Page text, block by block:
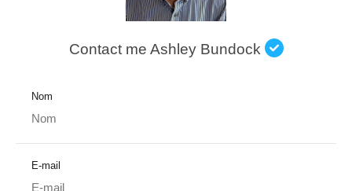
Contact me Ashley Bundock
Nom
E-mail